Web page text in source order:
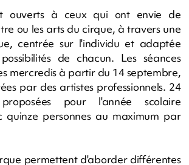
ouverts à ceux qui ont envie de
ou les arts du cirque, à travers une
centrée sur l'individu et adaptée
de chacun. Les séances
mercredis à partir du 14 septembre,
par des artistes professionnels. 24
pour l'année scolaire
quinze personnes au maximum par
permettent d'aborder différentes